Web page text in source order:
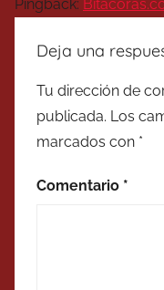
Pingback:
Deja una
Tu dirección de
publicada. Los
marcados con *
Comentario *